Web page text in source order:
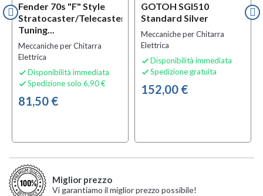
Fender 70s "F" Style
Stratocaster/Telecaster
Tuning...
Meccaniche per Chitarra
Elettrica
 Disponibilità immediata
 Spedizione solo 6,90 €
81,50 €
GOTOH SGI510
Standard Silver
Meccaniche per Chitarra
Elettrica
 Disponibilità immediata
 Spedizione gratuita
152,00 €
Miglior prezzo
Vi garantiamo il miglior prezzo possibile!